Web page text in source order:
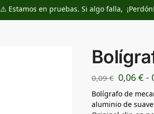
⚠️ Estamos en pruebas. Si algo falla,
0,09€ 0,06 € -
Bolígrafo de
aluminio de